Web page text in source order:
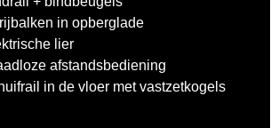
in opberglade
lier
afstandsbediening
in de vloer met vastzetkogels